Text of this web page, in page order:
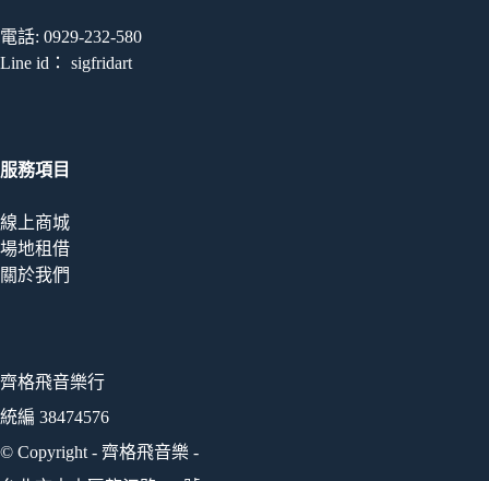
電話: 0929-232-580
Line id： sigfridart
服務項目
線上商城
場地租借
關於我們
齊格飛音樂行
統編 38474576
© Copyright - 齊格飛音樂 -